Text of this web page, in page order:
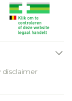
disclaimer